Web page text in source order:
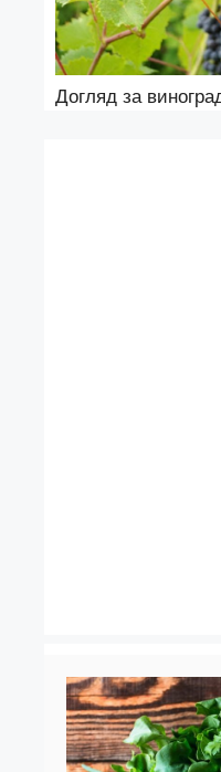
Догляд за